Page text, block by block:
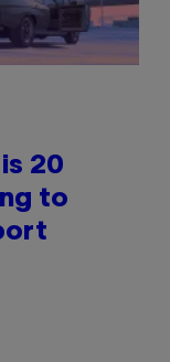
20
to